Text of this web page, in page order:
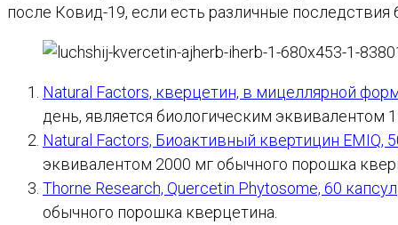
после Ковид-19, если есть различные последствия
Natural Factors, кверцетин, в мицеллярной
день, является биологическим эквивалентом
Natural Factors, Биоактивный квертицин EMIQ,
эквивалентом 2000 мг обычного порошка
Thorne Research, Quercetin Phytosome, 60 капсул
обычного порошка кверцетина.